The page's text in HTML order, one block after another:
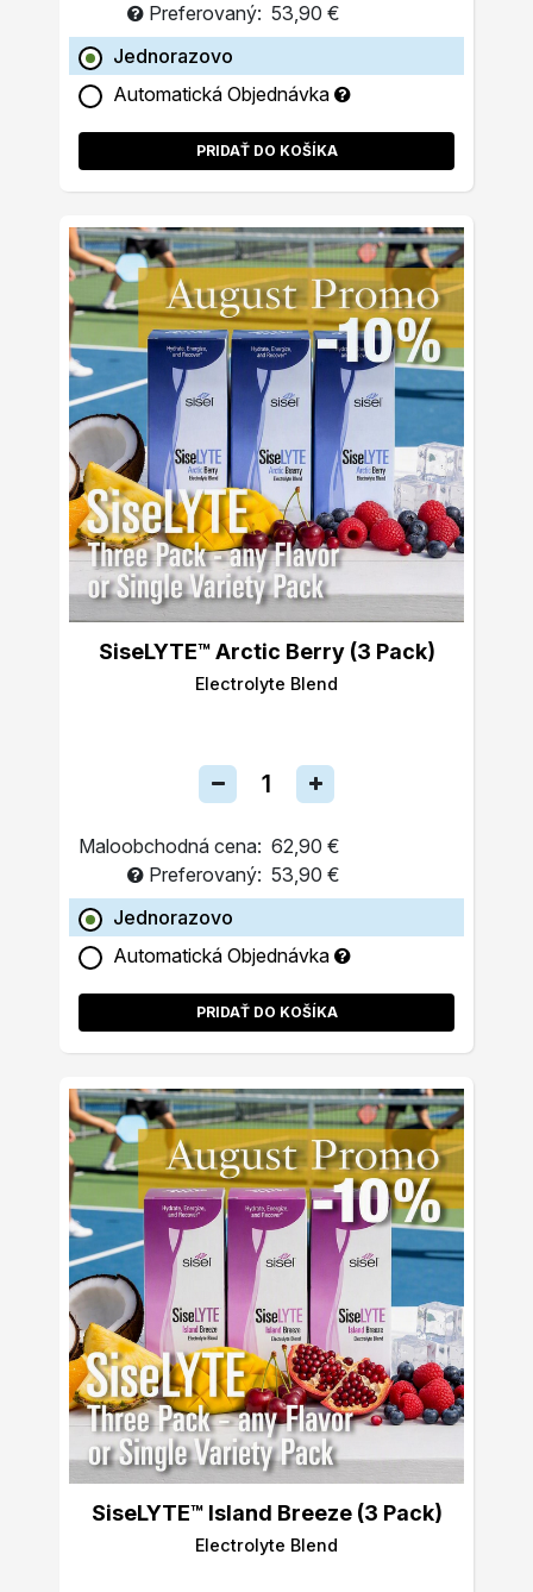
Preferovaný: 53,90 €
Jednorazovo
Automatická Objednávka
PRIDAŤ DO KOŠÍKA
SiseLYTE™ Arctic Berry (3 Pack)
Electrolyte Blend
Maloobchodná cena: 62,90 €
Preferovaný: 53,90 €
Jednorazovo
Automatická Objednávka
PRIDAŤ DO KOŠÍKA
SiseLYTE™ Island Breeze (3 Pack)
Electrolyte Blend